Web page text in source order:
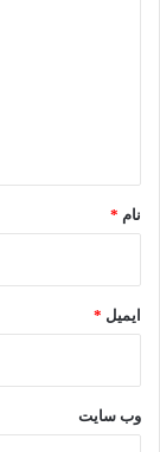
نام *
ایمیل *
وب‌ سایت